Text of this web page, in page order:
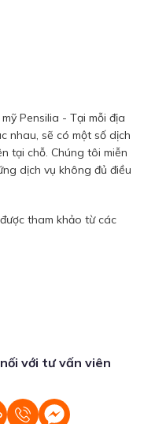
Pensilia - Tại mỗi địa
nhau, sẽ có một số dịch
tại chỗ. Chúng tôi miễn
dịch vụ không đủ điều
tham khảo từ các
với tư vấn viên